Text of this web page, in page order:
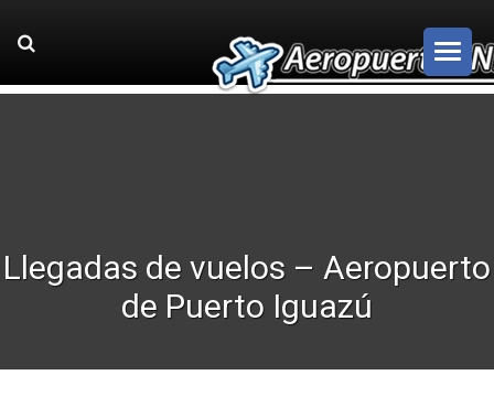
Llegadas de vuelos – Aeropuerto
de Puerto Iguazú